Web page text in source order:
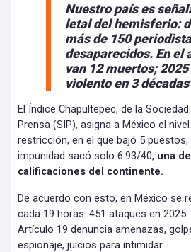
Nuestro país es
letal del hemisferio:
más de 150
desaparecidos. En el
van 12 muertos;
violento en 3
El Índice Chapultepec, de la
Prensa (SIP), asigna a México el
restricción, en el que bajó 5
impunidad sacó solo 6.93/40, una
calificaciones del continente.
De acuerdo con esto, en México se
cada 19 horas: 451 ataques en 2025.
Artículo 19 denuncia amenazas,
espionaje, juicios para intimidar.